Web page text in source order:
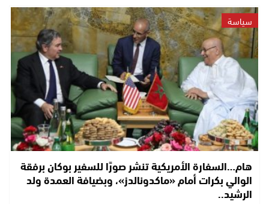
سياسة
هام…السفارة الأمريكية تنشر صورًا للسفير بوكان برفقة
الوالي بكرات أمام «ماكدونالدز»، وبضيافة العمدة ولد
الرشيد..